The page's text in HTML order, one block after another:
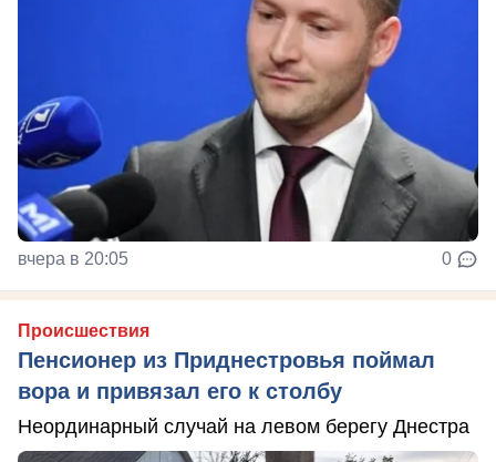
вчера в 20:05 0
Происшествия
Пенсионер из Приднестровья поймал
вора и привязал его к столбу
Неординарный случай на левом берегу Днестра